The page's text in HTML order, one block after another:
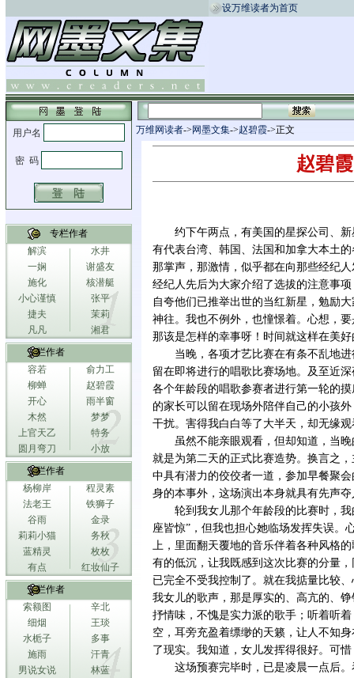
设万维读者为首页
专栏作者
解滨
水井
一娴
谢盛友
施化
核潜艇
小心谨慎
张平
捷夫
茉莉
凡凡
湘君
专栏作者
容若
俞力工
柳蝉
赵碧霞
开心
雨半窗
木然
梦梦
上官天乙
特务
圆月弯刀
小放
专栏作者
杨柳岸
程灵素
法老王
铁狮子
谷雨
金录
莉莉小猫
务秋
蓝精灵
枚枚
有点
红妆仙子
专栏作者
索额图
辛北
细烟
王琰
水栀子
多事
施雨
汗青
男说女说
林蓝
万维网读者-> 网墨文集->赵碧霞->正文
赵碧
约下午两点，有美国的星探公司、
有代表台湾、韩国、法国和加拿大本土
那掌声，那激情，似乎都在向那些经纪
经纪人先后为大家介绍了选拔的注意事
自夸他们已推举出世的当红新星，勉励
神往。我也不例外，也憧憬着。心想，
那该是怎样的幸事呀！时间就这样在美
当晚，各项才艺比赛在有条不乱地
留在即将进行的唱歌比赛场地。及至近
各个年龄段的唱歌参赛者进行第一轮的
的家长可以留在现场外陪伴自己的小孩
干扰。害得我白白等了大半天，却无缘
虽然不能亲眼观看，但却知道，当
就是为第二天的正式比赛造势。换言之
中具有潜力的佼佼者一道，参加早餐聚
身的本事外，这场演出本身就具有先声
轮到我女儿那个年龄段的比赛时，
座皆惊”，但我也担心她临场发挥失误。
上，里面翻天覆地的音乐伴着各种风格
有的低沉，让我既感到这次比赛的分量
已完全不受我控制了。就在我掂量比较
我女儿的歌声，那是厚实的、高亢的、
抒情味，不愧是实力派的歌手；听着听
空，耳旁充盈着缥缈的天籁，让人不知
了现实。我知道，女儿发挥得很好。可
这场预赛完毕时，已是凌晨一点后